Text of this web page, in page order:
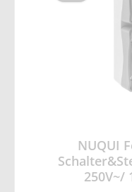
NUQUI
250V~/